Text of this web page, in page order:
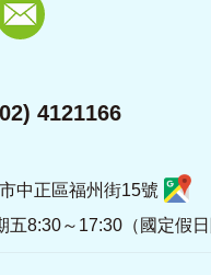
4121166
中正區福州街15號
五8:30～17:30（國定假日